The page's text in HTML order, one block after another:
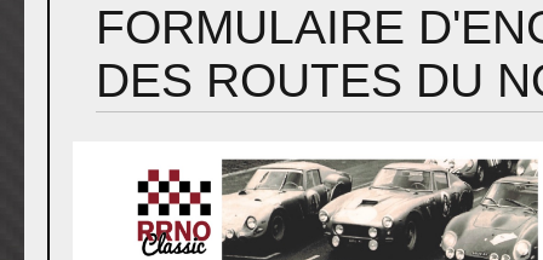
FORMULAIRE
DES ROUTES DU